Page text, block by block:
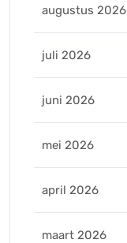
augustus 2026
juli 2026
juni 2026
mei 2026
april 2026
maart 2026